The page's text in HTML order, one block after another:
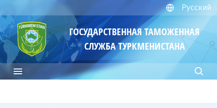
Русский
ГОСУДАРСТВЕННАЯ ТАМОЖЕННАЯ
СЛУЖБА ТУРКМЕНИСТАНА